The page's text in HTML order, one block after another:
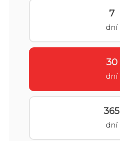
7
dní
30
dní
365
dní